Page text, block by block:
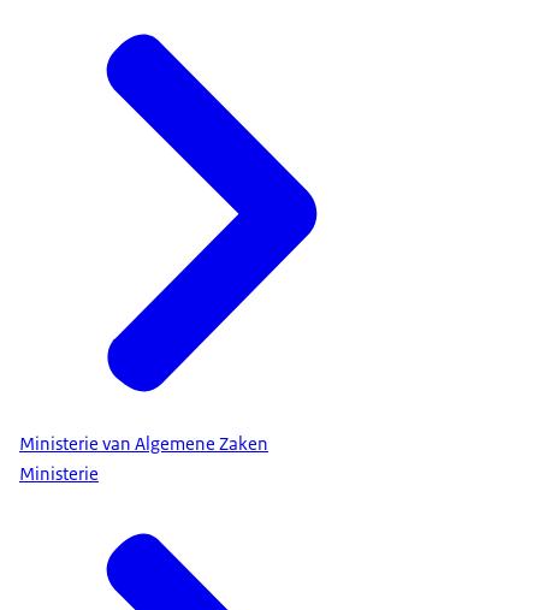
Ministerie van Algemene Zaken
Ministerie